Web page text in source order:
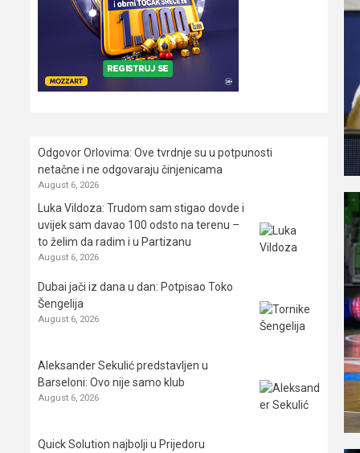
Odgovor Orlovima: ​Ove tvrdnje su u potpunosti
netačne i ne odgovaraju činjenicama
August 6, 2026
Luka Vildoza: Trudom sam stigao dovde i
uvijek sam davao 100 odsto na terenu –
to želim da radim i u Partizanu
August 6, 2026
Dubai jači iz dana u dan: Potpisao Toko
Šengelija
August 6, 2026
Aleksander Sekulić predstavljen u
Barseloni: Ovo nije samo klub
August 6, 2026
Quick Solution najbolji u Prijedoru